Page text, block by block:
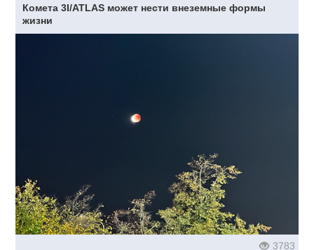
Комета 3I/ATLAS может нести внеземные формы
жизни
3783